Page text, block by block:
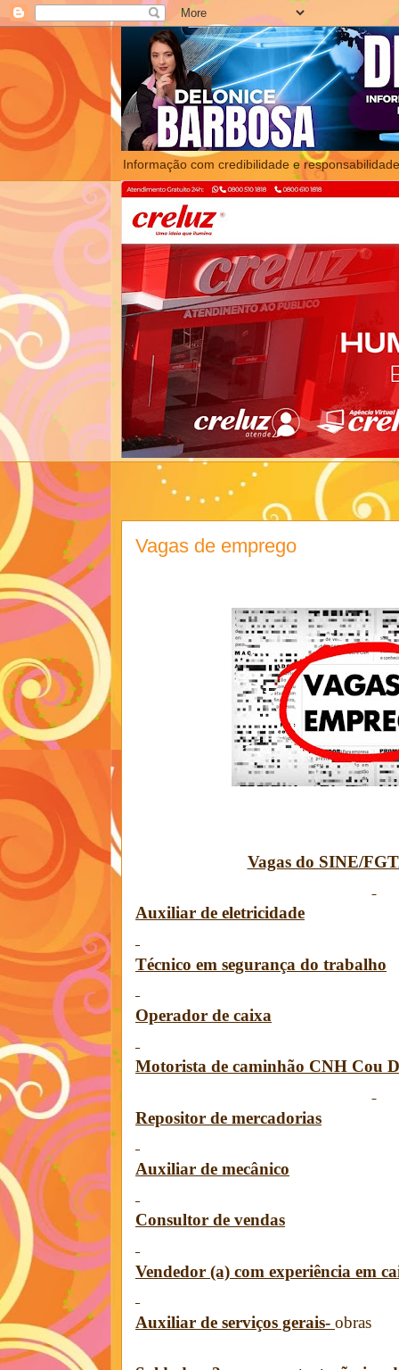
Informação com credibilidade e
Vagas de emprego
Vagas do SINE/
Auxiliar de eletricidade
Técnico em segurança do trabalho
Operador de caixa
Motorista de caminhão CNH Cou D
Repositor de mercadorias
Auxiliar de mecânico
Consultor de vendas
Vendedor (a) com experiência em
Auxiliar de serviços gerais- obras